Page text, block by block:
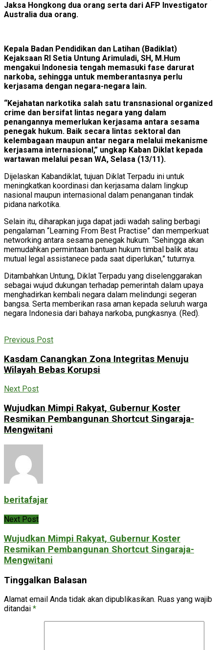
Jaksa Hongkong dua orang serta dari AFP Investigator
Australia dua orang.
Kepala Badan Pendidikan dan Latihan (Badiklat)
Kejaksaan RI Setia Untung Arimuladi, SH, M.Hum
mengakui Indonesia tengah memasuki fase darurat
narkoba, sehingga untuk memberantasnya perlu
kerjasama dengan negara-negara lain.
“Kejahatan narkotika salah satu transnasional organized
crime dan bersifat lintas negara yang dalam
penangannya memerlukan kerjasama antara sesama
penegak hukum. Baik secara lintas sektoral dan
kelembagaan maupun antar negara melalui mekanisme
kerjasama internasional,” ungkap Kaban Diklat kepada
wartawan melalui pesan WA, Selasa (13/11).
Dijelaskan Kabandiklat, tujuan Diklat Terpadu ini untuk
meningkatkan koordinasi dan kerjasama dalam lingkup
nasional maupun internasional dalam penanganan tindak
pidana narkotika.
Selain itu, diharapkan juga dapat jadi wadah saling berbagi
pengalaman “Learning From Best Practise” dan memperkuat
networking antara sesama penegak hukum. “Sehingga akan
memudahkan permintaan bantuan hukum timbal balik atau
mutual legal assistanece pada saat diperlukan,” tuturnya.
Ditambahkan Untung, Diklat Terpadu yang diselenggarakan
sebagai wujud dukungan terhadap pemerintah dalam upaya
menghadirkan kembali negara dalam melindungi segeran
bangsa. Serta memberikan rasa aman kepada seluruh warga
negara Indonesia dari bahaya narkoba, pungkasnya. (Red).
Previous Post
Kasdam Canangkan Zona Integritas Menuju
Wilayah Bebas Korupsi
Next Post
Wujudkan Mimpi Rakyat, Gubernur Koster
Resmikan Pembangunan Shortcut Singaraja-
Mengwitani
beritafajar
Next Post
Wujudkan Mimpi Rakyat, Gubernur Koster
Resmikan Pembangunan Shortcut Singaraja-
Mengwitani
Tinggalkan Balasan
Alamat email Anda tidak akan dipublikasikan. Ruas yang wajib
ditandai *